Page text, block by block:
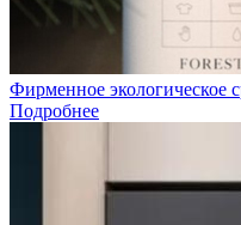
Фирменное экологическое
Подробнее